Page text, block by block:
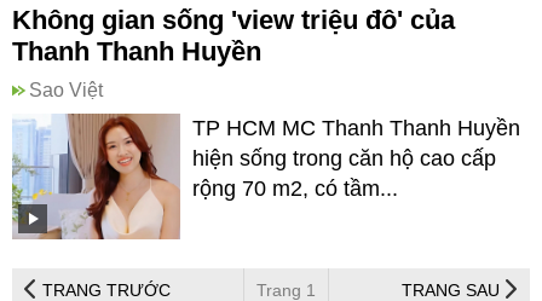
Không gian sống 'view triệu đô' của
Thanh Thanh Huyền
Sao Việt
TP HCM MC Thanh Thanh Huyền
hiện sống trong căn hộ cao cấp
rộng 70 m2, có tầm...
TRANG TRƯỚC Trang 1 TRANG SAU